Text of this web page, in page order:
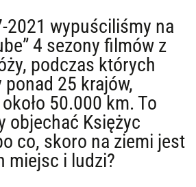
2021 wypuściliśmy na
4 sezony filmów z
podczas których
25 krajów,
50.000 km. To
objechać Księżyc
co, skoro na ziemi jest
miejsc i ludzi?